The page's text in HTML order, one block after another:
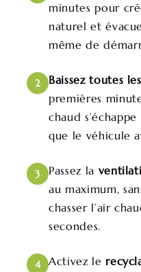
minutes pour
naturel et
même de
2 Baissez toutes
premières
chaud
que le véhicule
3 Passez la
au maximum,
chasser l’air
secondes.
4 Activez le